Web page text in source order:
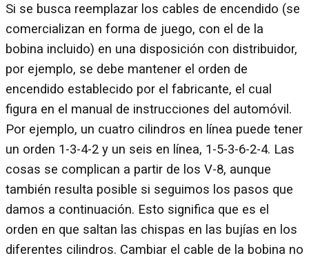
Si se busca reemplazar los cables de encendido (se
comercializan en forma de juego, con el de la
bobina incluido) en una disposición con distribuidor,
por ejemplo, se debe mantener el orden de
encendido establecido por el fabricante, el cual
figura en el manual de instrucciones del automóvil.
Por ejemplo, un cuatro cilindros en línea puede tener
un orden 1-3-4-2 y un seis en línea, 1-5-3-6-2-4. Las
cosas se complican a partir de los V-8, aunque
también resulta posible si seguimos los pasos que
damos a continuación. Esto significa que es el
orden en que saltan las chispas en las bujías en los
diferentes cilindros. Cambiar el cable de la bobina no